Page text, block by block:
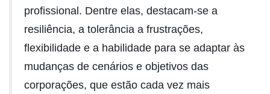
profissional. Dentre elas, destacam-se a
resiliência, a tolerância a frustrações,
flexibilidade e a habilidade para se adaptar às
mudanças de cenários e objetivos das
corporações, que estão cada vez mais